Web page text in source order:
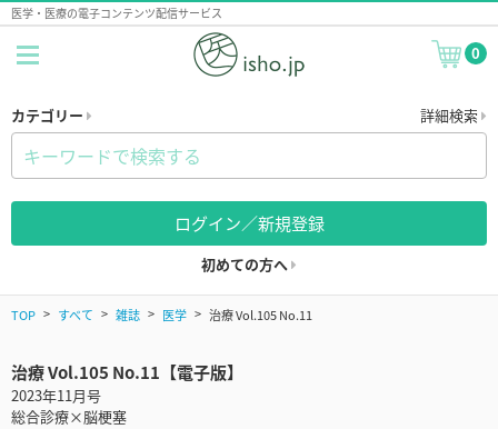
医学・医療の電子コンテンツ配信サービス
0
カテゴリー 詳細検索
ログイン／新規登録
初めての方へ
TOP すべて 雑誌 医学 治療 Vol.105 No.11
治療 Vol.105 No.11【電子版】
2023年11月号
総合診療×脳梗塞